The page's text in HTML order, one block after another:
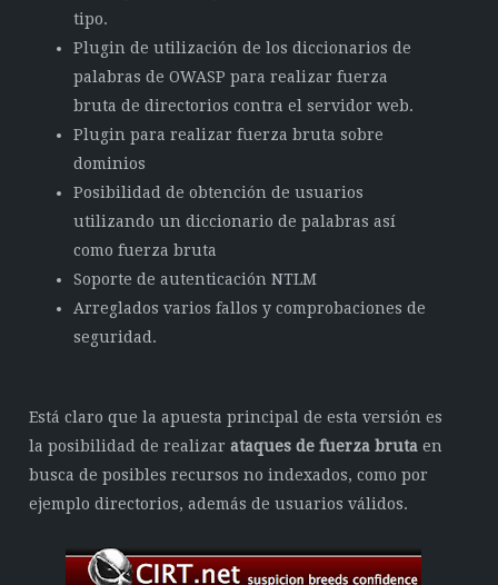
tipo.
Plugin de utilización de los diccionarios de
palabras de OWASP para realizar fuerza
bruta de directorios contra el servidor web.
Plugin para realizar fuerza bruta sobre
dominios
Posibilidad de obtención de usuarios
utilizando un diccionario de palabras así
como fuerza bruta
Soporte de autenticación NTLM
Arreglados varios fallos y comprobaciones de
seguridad.
Está claro que la apuesta principal de esta versión es
la posibilidad de realizarataques de fuerza bruta en
busca de posibles recursos no indexados, como por
ejemplo directorios, además de usuarios válidos.